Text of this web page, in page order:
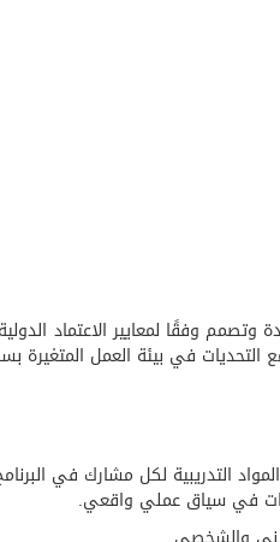
وفقًا لمعايير الاعتماد
التحديات في بيئة العمل المتغيرة
التدريبية لكل مشارك في
في سياق عملي واقعي.